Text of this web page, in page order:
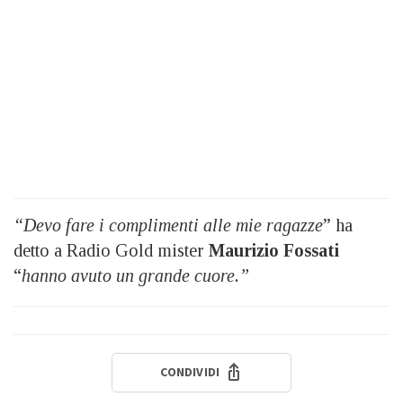
“Devo fare i complimenti alle mie ragazze” ha
detto a Radio Gold mister Maurizio Fossati
“hanno avuto un grande cuore.”
CONDIVIDI